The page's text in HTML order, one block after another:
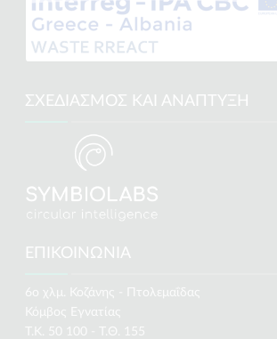
ΣΧΕΔΙΑΣΜΌΣ ΚΑΙ ΑΝΆΠΤΥΞΗ
ΕΠΙΚΟΙΝΩΝΊΑ
6ο χλμ. Κοζάνης - Πτολεμαΐδας
Κόμβος Εγνατίας
Τ.Κ. 50 100 - Τ.Θ. 155